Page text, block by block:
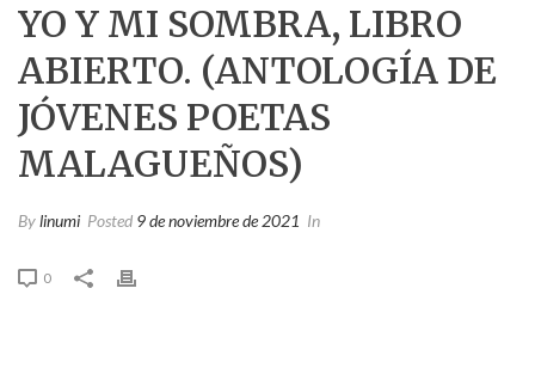
YO Y MI SOMBRA, LIBRO
ABIERTO. (ANTOLOGÍA DE
JÓVENES POETAS
MALAGUEÑOS)
Bylinumi Posted 9 de noviembre de 2021 In
0